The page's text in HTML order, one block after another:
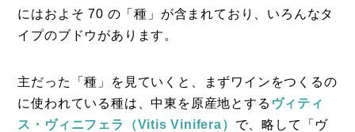
にはおよそ 70 の「種」が含まれており、いろんなタ
イプのブドウがあります。
主だった「種」を見ていくと、まずワインをつくるの
に使われている種は、中東を原産地とする ヴィティ
ス・ヴィニフェラ（Vitis Vinifera） で、略して「ヴ